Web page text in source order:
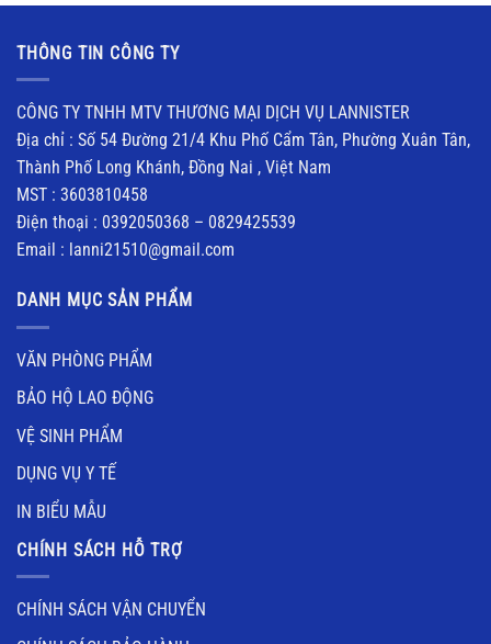
THÔNG TIN CÔNG TY
CÔNG TY TNHH MTV THƯƠNG MẠI DỊCH VỤ LANNISTER
Địa chỉ : Số 54 Đường 21/4 Khu Phố Cẩm Tân, Phường Xuân Tân,
Thành Phố Long Khánh, Đồng Nai , Việt Nam
MST : 3603810458
Điện thoại : 0392050368 – 0829425539
Email : lanni21510@gmail.com
DANH MỤC SẢN PHẨM
VĂN PHÒNG PHẨM
BẢO HỘ LAO ĐỘNG
VỆ SINH PHẨM
DỤNG VỤ Y TẾ
IN BIỂU MẪU
CHÍNH SÁCH HỖ TRỢ
CHÍNH SÁCH VẬN CHUYỂN